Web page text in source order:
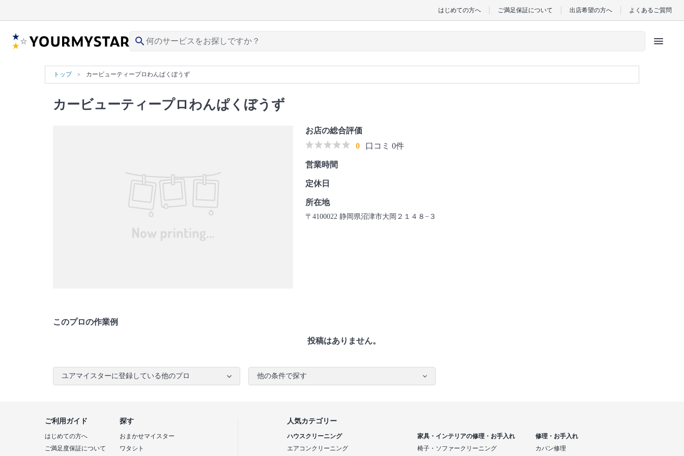
はじめての方へ ご満足保証について 出店希望の方へ よくあるご質問
search menu
トップ カービューティープロわんぱくぼうず
カービューティープロわんぱくぼうず
お店の総合評価
0
口コミ 0件
営業時間
定休日
所在地
〒4100022 静岡県沼津市大岡２１４８−３
このプロの作業例
投稿はありません。
ユアマイスターに登録している他のプロ 他の条件で探す
探す
おまかせマイスター
ワタシト
ご利用ガイド
はじめての方へ
ご満足度保証について
人気カテゴリー
ハウスクリーニング
エアコンクリーニング
家具・インテリアの修理・お手入れ
椅子・ソファークリーニング
修理・お手入れ
カバン修理